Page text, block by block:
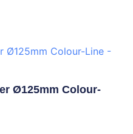
Ø125mm Colour-